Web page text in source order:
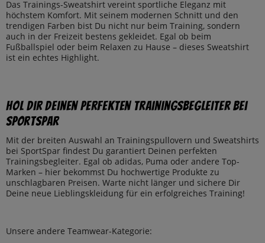
Das Trainings-Sweatshirt vereint sportliche Eleganz mit
höchstem Komfort. Mit seinem modernen Schnitt und den
trendigen Farben bist Du nicht nur beim Training, sondern
auch in der Freizeit bestens gekleidet. Egal ob beim
Fußballspiel oder beim Relaxen zu Hause – dieses Sweatshirt
ist ein echtes Highlight.
Hol Dir Deinen perfekten Trainingsbegleiter bei
SportSpar
Mit der breiten Auswahl an Trainingspullovern und Sweatshirts
bei SportSpar findest Du garantiert Deinen perfekten
Trainingsbegleiter. Egal ob adidas, Puma oder andere Top-
Marken – hier bekommst Du hochwertige Produkte zu
unschlagbaren Preisen. Warte nicht länger und sichere Dir
Deine neue Lieblingskleidung für ein erfolgreiches Training!
Unsere andere Teamwear-Kategorie: